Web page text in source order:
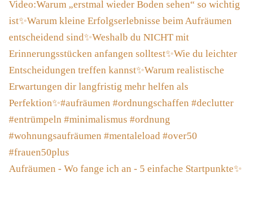
Aufräumen - Wo fange ich an - 5 einfache Startpunkte✨